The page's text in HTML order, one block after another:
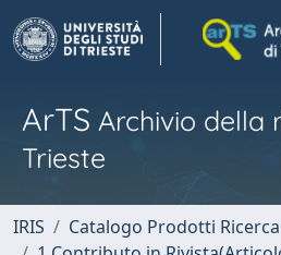
ArTS Archivio della
Trieste
IRIS
Catalogo Prodotti Ricerca